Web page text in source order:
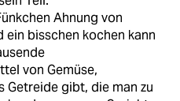
Ahnung von
ein bisschen kochen kann
von Gemüse,
Getreide gibt, die man zu